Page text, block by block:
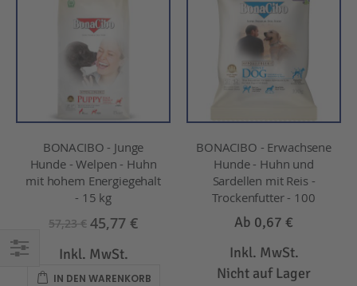
BONACIBO - Junge
Hunde - Welpen - Huhn
mit hohem Energiegehalt
- 15 kg
57,23 € 45,77 €
Inkl. MwSt.
IN DEN WARENKORB
BONACIBO - Erwachsene
Hunde - Huhn und
Sardellen mit Reis -
Trockenfutter - 100
Ab 0,67 €
Inkl. MwSt.
Nicht auf Lager
EINKAUFEN